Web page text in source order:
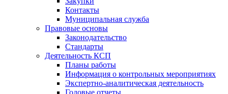
Контакты
Муниципальная служба
Правовые основы
Законодательство
Стандарты
Деятельность КСП
Планы работы
Информация о контрольных мероприятиях
Экспертно-аналитическая деятельность